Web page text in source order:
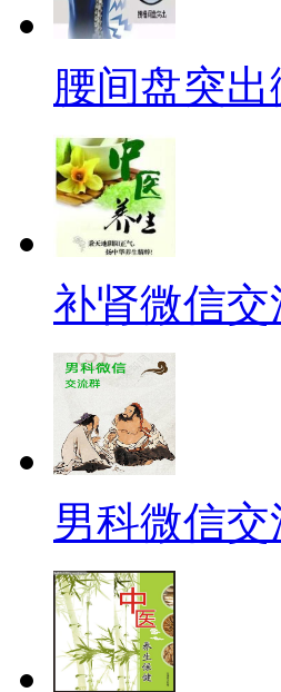
腰间盘突出
补肾微信交
男科微信交